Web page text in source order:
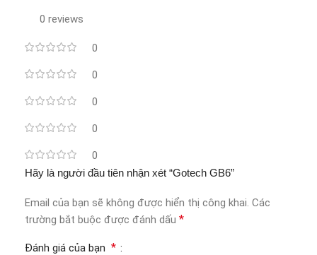
0 reviews
0
0
0
0
0
Hãy là người đầu tiên nhận xét “Gotech GB6”
Email của bạn sẽ không được hiển thị công khai. Các
trường bắt buộc được đánh dấu *
Đánh giá của bạn *